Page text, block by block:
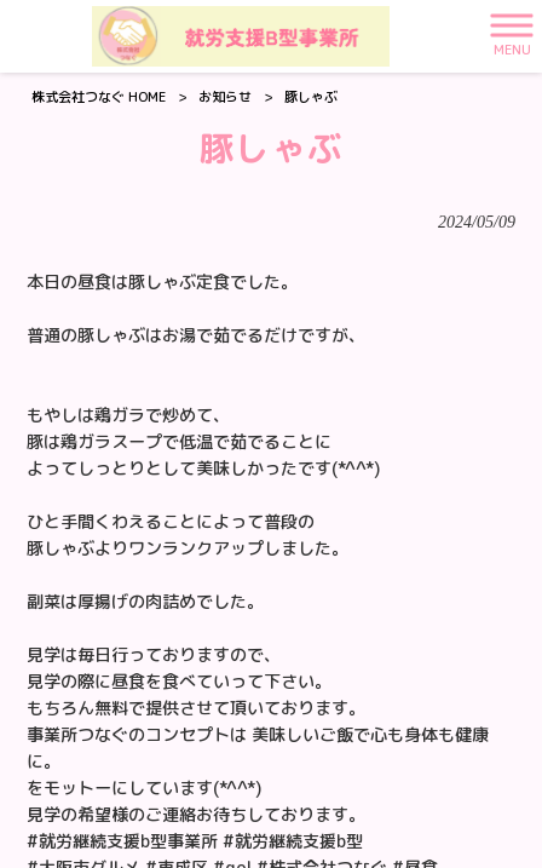
MENU
株式会社つなぐ HOME > お知らせ > 豚しゃぶ
豚しゃぶ
2024/05/09
本日の昼食は豚しゃぶ定食でした。
普通の豚しゃぶはお湯で茹でるだけですが、
もやしは鶏ガラで炒めて、
豚は鶏ガラスープで低温で茹でることに
よってしっとりとして美味しかったです(*^^*)
ひと手間くわえることによって普段の
豚しゃぶよりワンランクアップしました。
副菜は厚揚げの肉詰めでした。
見学は毎日行っておりますので、
見学の際に昼食を食べていって下さい。
もちろん無料で提供させて頂いております。
事業所つなぐのコンセプトは 美味しいご飯で心も身体も健康
に。
をモットーにしています(*^^*)
見学の希望様のご連絡お待ちしております。
#就労継続支援b型事業所 #就労継続支援b型